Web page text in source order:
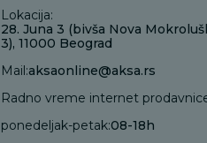
Lokacija:
28. Juna 3 (bivša Nova
3), 11000 Beograd
Mail:aksaonline@aksa.rs
Radno vreme internet
ponedeljak-petak:08-18h